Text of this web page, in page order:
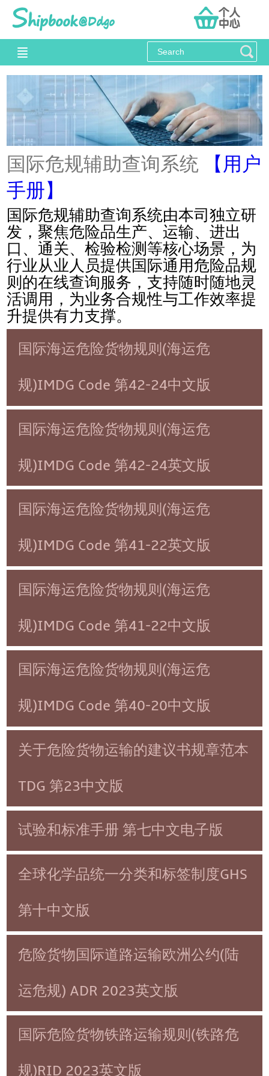
国际危规辅助查询系统
【用户
手册】
国际危规辅助查询系统由本司独立研
发，聚焦危险品生产、运输、进出
口、通关、检验检测等核心场景，为
行业从业人员提供国际通用危险品规
则的在线查询服务，支持随时随地灵
活调用，为业务合规性与工作效率提
升提供有力支撑。
国际海运危险货物规则(海运危
规)IMDG Code 第42-24中文版
国际海运危险货物规则(海运危
规)IMDG Code 第42-24英文版
国际海运危险货物规则(海运危
规)IMDG Code 第41-22英文版
国际海运危险货物规则(海运危
规)IMDG Code 第41-22中文版
国际海运危险货物规则(海运危
规)IMDG Code 第40-20中文版
关于危险货物运输的建议书规章范本
TDG 第23中文版
试验和标准手册 第七中文电子版
全球化学品统一分类和标签制度GHS
第十中文版
危险货物国际道路运输欧洲公约(陆
运危规) ADR 2023英文版
国际危险货物铁路运输规则(铁路危
规)RID 2023英文版